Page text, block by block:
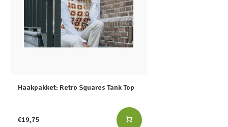
Haakpakket: Retro Squares Tank Top
€19,75